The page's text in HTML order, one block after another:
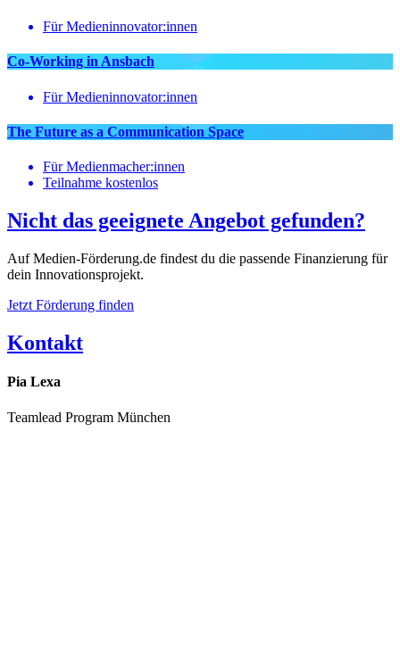
Für Medieninnovator:innen
Co-Working in Ansbach
Für Medieninnovator:innen
The Future as a Communication Space
Für Medienmacher:innen
Teilnahme kostenlos
Nicht das geeignete Angebot gefunden?
Auf Medien-Förderung.de findest du die passende Finanzierung für
dein Innovationsprojekt.
Jetzt Förderung finden
Kontakt
Pia Lexa
Teamlead Program München